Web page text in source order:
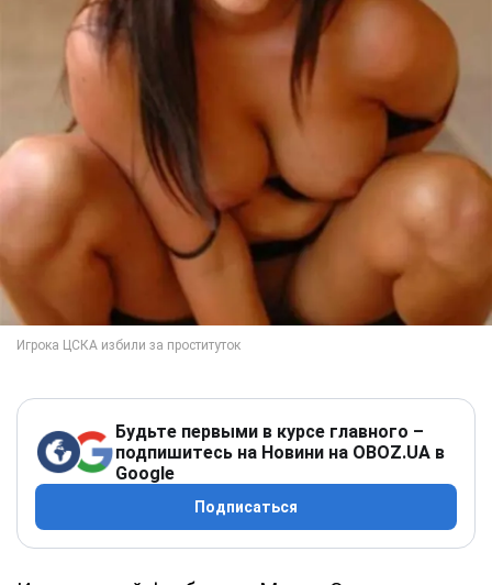
Будьте первыми в курсе главного –
подпишитесь на Новини на OBOZ.UA в
Google
Подписаться